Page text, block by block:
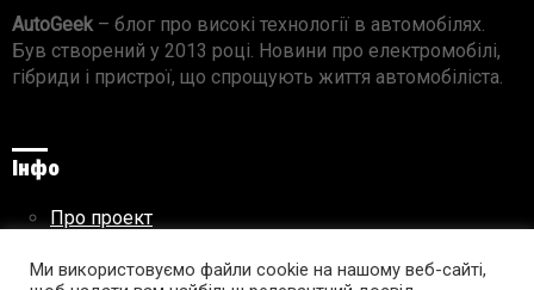
AutoGeek – блог про високі технології в автомобілях.
Був створений у 2013 році. Новини про електромобілі,
гібриди і пристрої, що спрощують життя автомобіліста.
Інфо
Про проект
Правила використання матеріалів
Ми використовуємо файли cookie на нашому веб-сайті,